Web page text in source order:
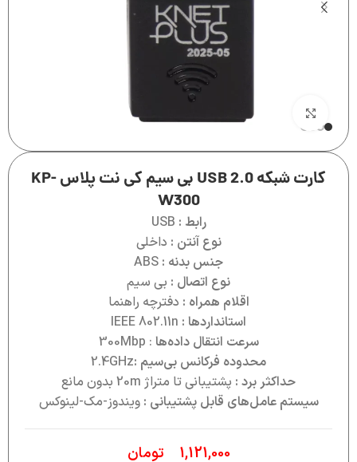
بزرگنمایی تصویر
کارت شبکه USB 2.0 بی سیم کی نت پلاس KP-
W300
رابط :
نوع آنتن : داخلی
جنس بدنه :
نوع اتصال : بی سیم
اقلام همراه : دفترچه راهنما
استانداردها :
سرعت انتقال داده‌ها : 300Mbp
محدوده فرکانس بي‌سيم :2.4GHz
حداکثر برد : پشتیبانی تا متراژ 20m بدون مانع
سيستم عامل‌هاي قابل پشتيباني : ویندوز-مک-لینوکس
1,121,000 تومان